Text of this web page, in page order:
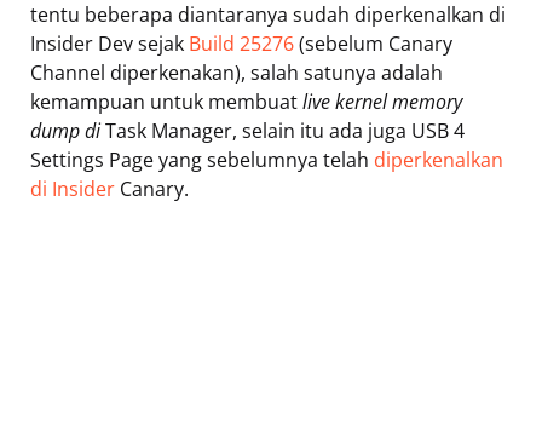
tentu beberapa diantaranya sudah diperkenalkan di
Insider Dev sejak Build 25276(sebelum Canary
Channel diperkenakan), salah satunya adalah
kemampuan untuk membuatlive kernelmemory
dump diTask Manager, selain itu ada juga USB 4
Settings Page yang sebelumnya telah diperkenalkan
di Insider Canary.